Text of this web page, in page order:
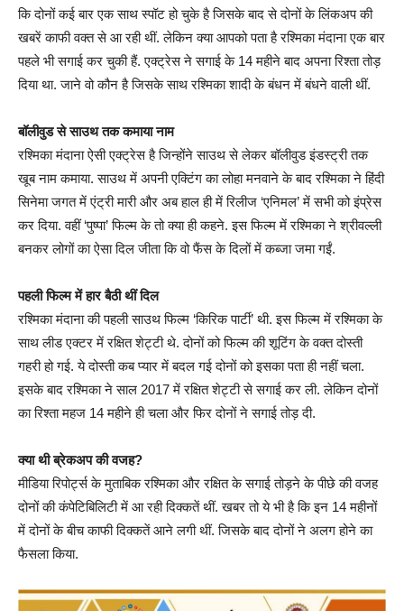
कि दोनों कई बार एक साथ स्पॉट हो चुके है जिसके बाद से दोनों के लिंकअप की
खबरें काफी वक्त से आ रही थीं. लेकिन क्या आपको पता है रश्मिका मंदाना एक बार
पहले भी सगाई कर चुकी हैं. एक्ट्रेस ने सगाई के 14 महीने बाद अपना रिश्ता तोड़
दिया था. जाने वो कौन है जिसके साथ रश्मिका शादी के बंधन में बंधने वाली थीं.
बॉलीवुड से साउथ तक कमाया नाम
रश्मिका मंदाना ऐसी एक्ट्रेस है जिन्होंने साउथ से लेकर बॉलीवुड इंडस्ट्री तक
खूब नाम कमाया. साउथ में अपनी एक्टिंग का लोहा मनवाने के बाद रश्मिका ने हिंदी
सिनेमा जगत में एंट्री मारी और अब हाल ही में रिलीज ‘एनिमल’ में सभी को इंप्रेस
कर दिया. वहीं ‘पुष्पा’ फिल्म के तो क्या ही कहने. इस फिल्म में रश्मिका ने श्रीवल्ली
बनकर लोगों का ऐसा दिल जीता कि वो फैंस के दिलों में कब्जा जमा गईं.
पहली फिल्म में हार बैठी थीं दिल
रश्मिका मंदाना की पहली साउथ फिल्म ‘किरिक पार्टी’ थी. इस फिल्म में रश्मिका के
साथ लीड एक्टर में रक्षित शेट्टी थे. दोनों को फिल्म की शूटिंग के वक्त दोस्ती
गहरी हो गई. ये दोस्ती कब प्यार में बदल गई दोनों को इसका पता ही नहीं चला.
इसके बाद रश्मिका ने साल 2017 में रक्षित शेट्टी से सगाई कर ली. लेकिन दोनों
का रिश्ता महज 14 महीने ही चला और फिर दोनों ने सगाई तोड़ दी.
क्या थी ब्रेकअप की वजह?
मीडिया रिपोर्ट्स के मुताबिक रश्मिका और रक्षित के सगाई तोड़ने के पीछे की वजह
दोनों की कंपेटिबिलिटी में आ रही दिक्कतें थीं. खबर तो ये भी है कि इन 14 महीनों
में दोनों के बीच काफी दिक्कतें आने लगी थीं. जिसके बाद दोनों ने अलग होने का
फैसला किया.